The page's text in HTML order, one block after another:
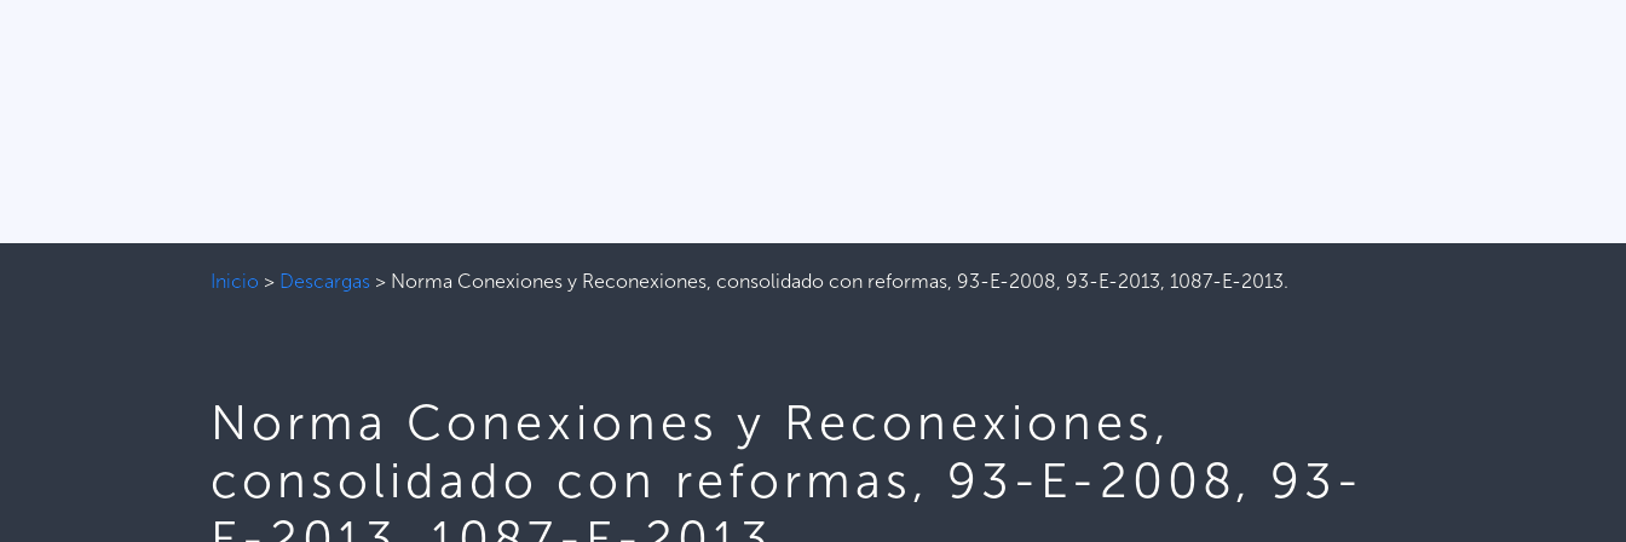
Inicio > Descargas > Norma Conexiones y Reconexiones, consolidado con reformas, 93-E-2008, 93-E-2013, 1087-E-2013.
Norma Conexiones y Reconexiones,
consolidado con reformas, 93-E-2008, 93-